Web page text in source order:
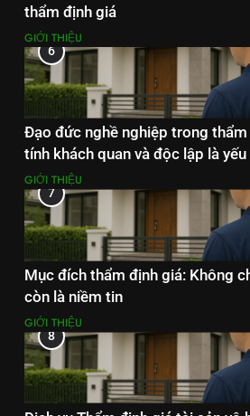
thẩm định giá
GIỚI THIỆU
6
Đạo đức nghề nghiệp trong thẩm
tính khách quan và độc lập là
GIỚI THIỆU
7
Mục đích thẩm định giá: Không
còn là niềm tin
GIỚI THIỆU
8